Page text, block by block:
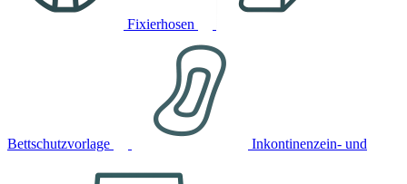
Fixierhosen
Bettschutzvorlage Inkontinenzein- und